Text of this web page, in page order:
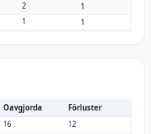
2
1
1 1
Oavgjorda
Förluster
16
12